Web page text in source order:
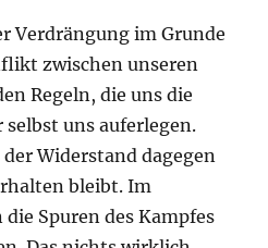
Verdrängung im Grunde
zwischen unseren
Regeln, die uns die
uns auferlegen.
Widerstand dagegen
bleibt. Im
Spuren des Kampfes